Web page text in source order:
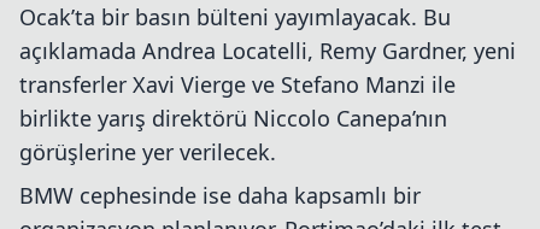
Ocak’ta bir basın bülteni yayımlayacak. Bu
açıklamada Andrea Locatelli, Remy Gardner, yeni
transferler Xavi Vierge ve Stefano Manzi ile
birlikte yarış direktörü Niccolo Canepa’nın
görüşlerine yer verilecek.
BMW cephesinde ise daha kapsamlı bir